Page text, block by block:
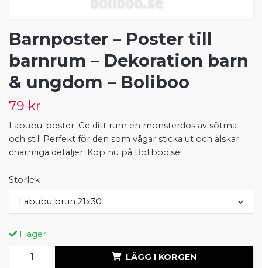
Barnposter – Poster till
barnrum – Dekoration barn
& ungdom – Boliboo
79 kr
Labubu-poster: Ge ditt rum en monsterdos av sötma
och stil! Perfekt för den som vågar sticka ut och älskar
charmiga detaljer. Köp nu på Boliboo.se!
Storlek
Labubu brun 21x30
I lager
LÄGG I KORGEN